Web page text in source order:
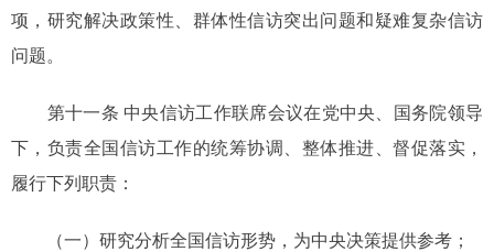
项，研究解决政策性、群体性信访突出问题和疑难复杂信访
问题。
第十一条 中央信访工作联席会议在党中央、国务院领导
下，负责全国信访工作的统筹协调、整体推进、督促落实，
履行下列职责：
（一）研究分析全国信访形势，为中央决策提供参考；